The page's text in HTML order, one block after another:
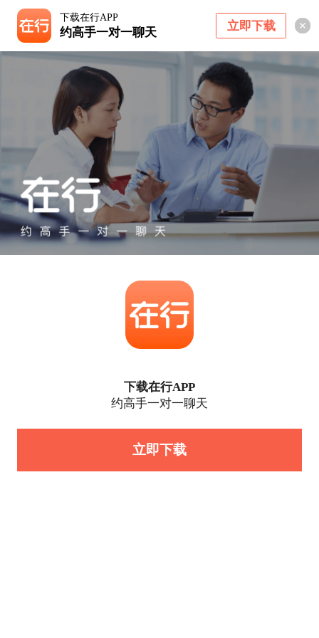
下载在行APP
约高手一对一聊天 立即下载
下载在行APP
约高手一对一聊天
立即下载